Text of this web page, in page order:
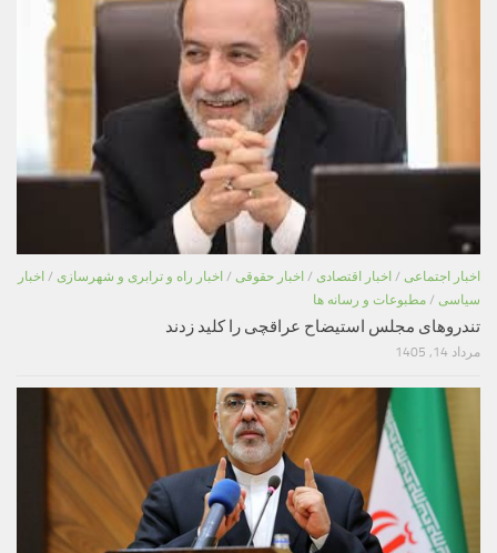
اخبار اجتماعی / اخبار اقتصادی / اخبار حقوقی / اخبار راه و ترابری و شهرسازی / اخبار
سیاسی / مطبوعات و رسانه ها
تندروهای مجلس استیضاح عراقچی را کلید زدند
مرداد 14, 1405